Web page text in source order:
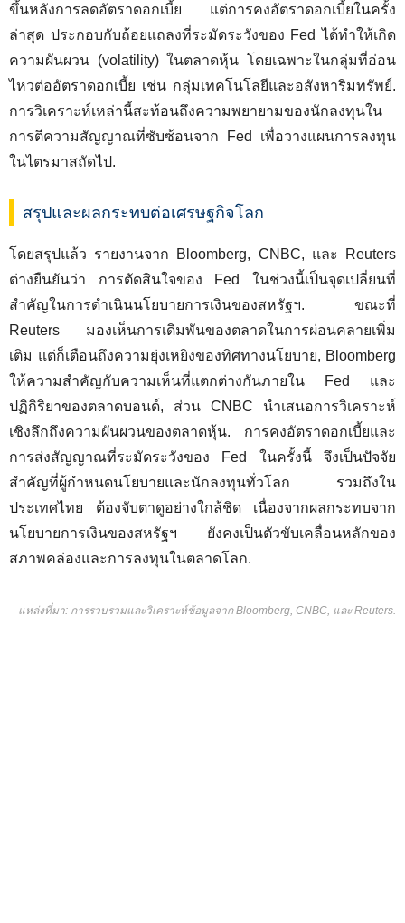
ขึ้นหลังการลดอัตราดอกเบี้ย แต่การคงอัตราดอกเบี้ยในครั้ง
ล่าสุด ประกอบกับถ้อยแถลงที่ระมัดระวังของ Fed ได้ทำให้เกิด
ความผันผวน (volatility) ในตลาดหุ้น โดยเฉพาะในกลุ่มที่อ่อน
ไหวต่ออัตราดอกเบี้ย เช่น กลุ่มเทคโนโลยีและอสังหาริมทรัพย์.
การวิเคราะห์เหล่านี้สะท้อนถึงความพยายามของนักลงทุนใน
การตีความสัญญาณที่ซับซ้อนจาก Fed เพื่อวางแผนการลงทุน
ในไตรมาสถัดไป.
สรุปและผลกระทบต่อเศรษฐกิจโลก
โดยสรุปแล้ว รายงานจาก Bloomberg, CNBC, และ Reuters
ต่างยืนยันว่า การตัดสินใจของ Fed ในช่วงนี้เป็นจุดเปลี่ยนที่
สำคัญในการดำเนินนโยบายการเงินของสหรัฐฯ. ขณะที่
Reuters มองเห็นการเดิมพันของตลาดในการผ่อนคลายเพิ่ม
เติม แต่ก็เตือนถึงความยุ่งเหยิงของทิศทางนโยบาย, Bloomberg
ให้ความสำคัญกับความเห็นที่แตกต่างกันภายใน Fed และ
ปฏิกิริยาของตลาดบอนด์, ส่วน CNBC นำเสนอการวิเคราะห์
เชิงลึกถึงความผันผวนของตลาดหุ้น. การคงอัตราดอกเบี้ยและ
การส่งสัญญาณที่ระมัดระวังของ Fed ในครั้งนี้ จึงเป็นปัจจัย
สำคัญที่ผู้กำหนดนโยบายและนักลงทุนทั่วโลก รวมถึงใน
ประเทศไทย ต้องจับตาดูอย่างใกล้ชิด เนื่องจากผลกระทบจาก
นโยบายการเงินของสหรัฐฯ ยังคงเป็นตัวขับเคลื่อนหลักของ
สภาพคล่องและการลงทุนในตลาดโลก.
แหล่งที่มา: การรวบรวมและวิเคราะห์ข้อมูลจาก Bloomberg, CNBC, และ Reuters.